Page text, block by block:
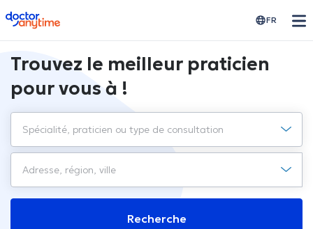
doctoranytime FR
Trouvez le meilleur praticien
pour vous à !
Recherche